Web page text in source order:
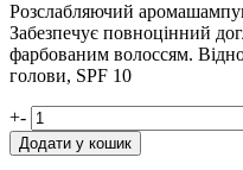
Розслабляючий
Забезпечує повноцінний
фарбованим волоссям.
голови, SPF 10
+- Аромашампунь
розслабляючий
для
Додати у кошик